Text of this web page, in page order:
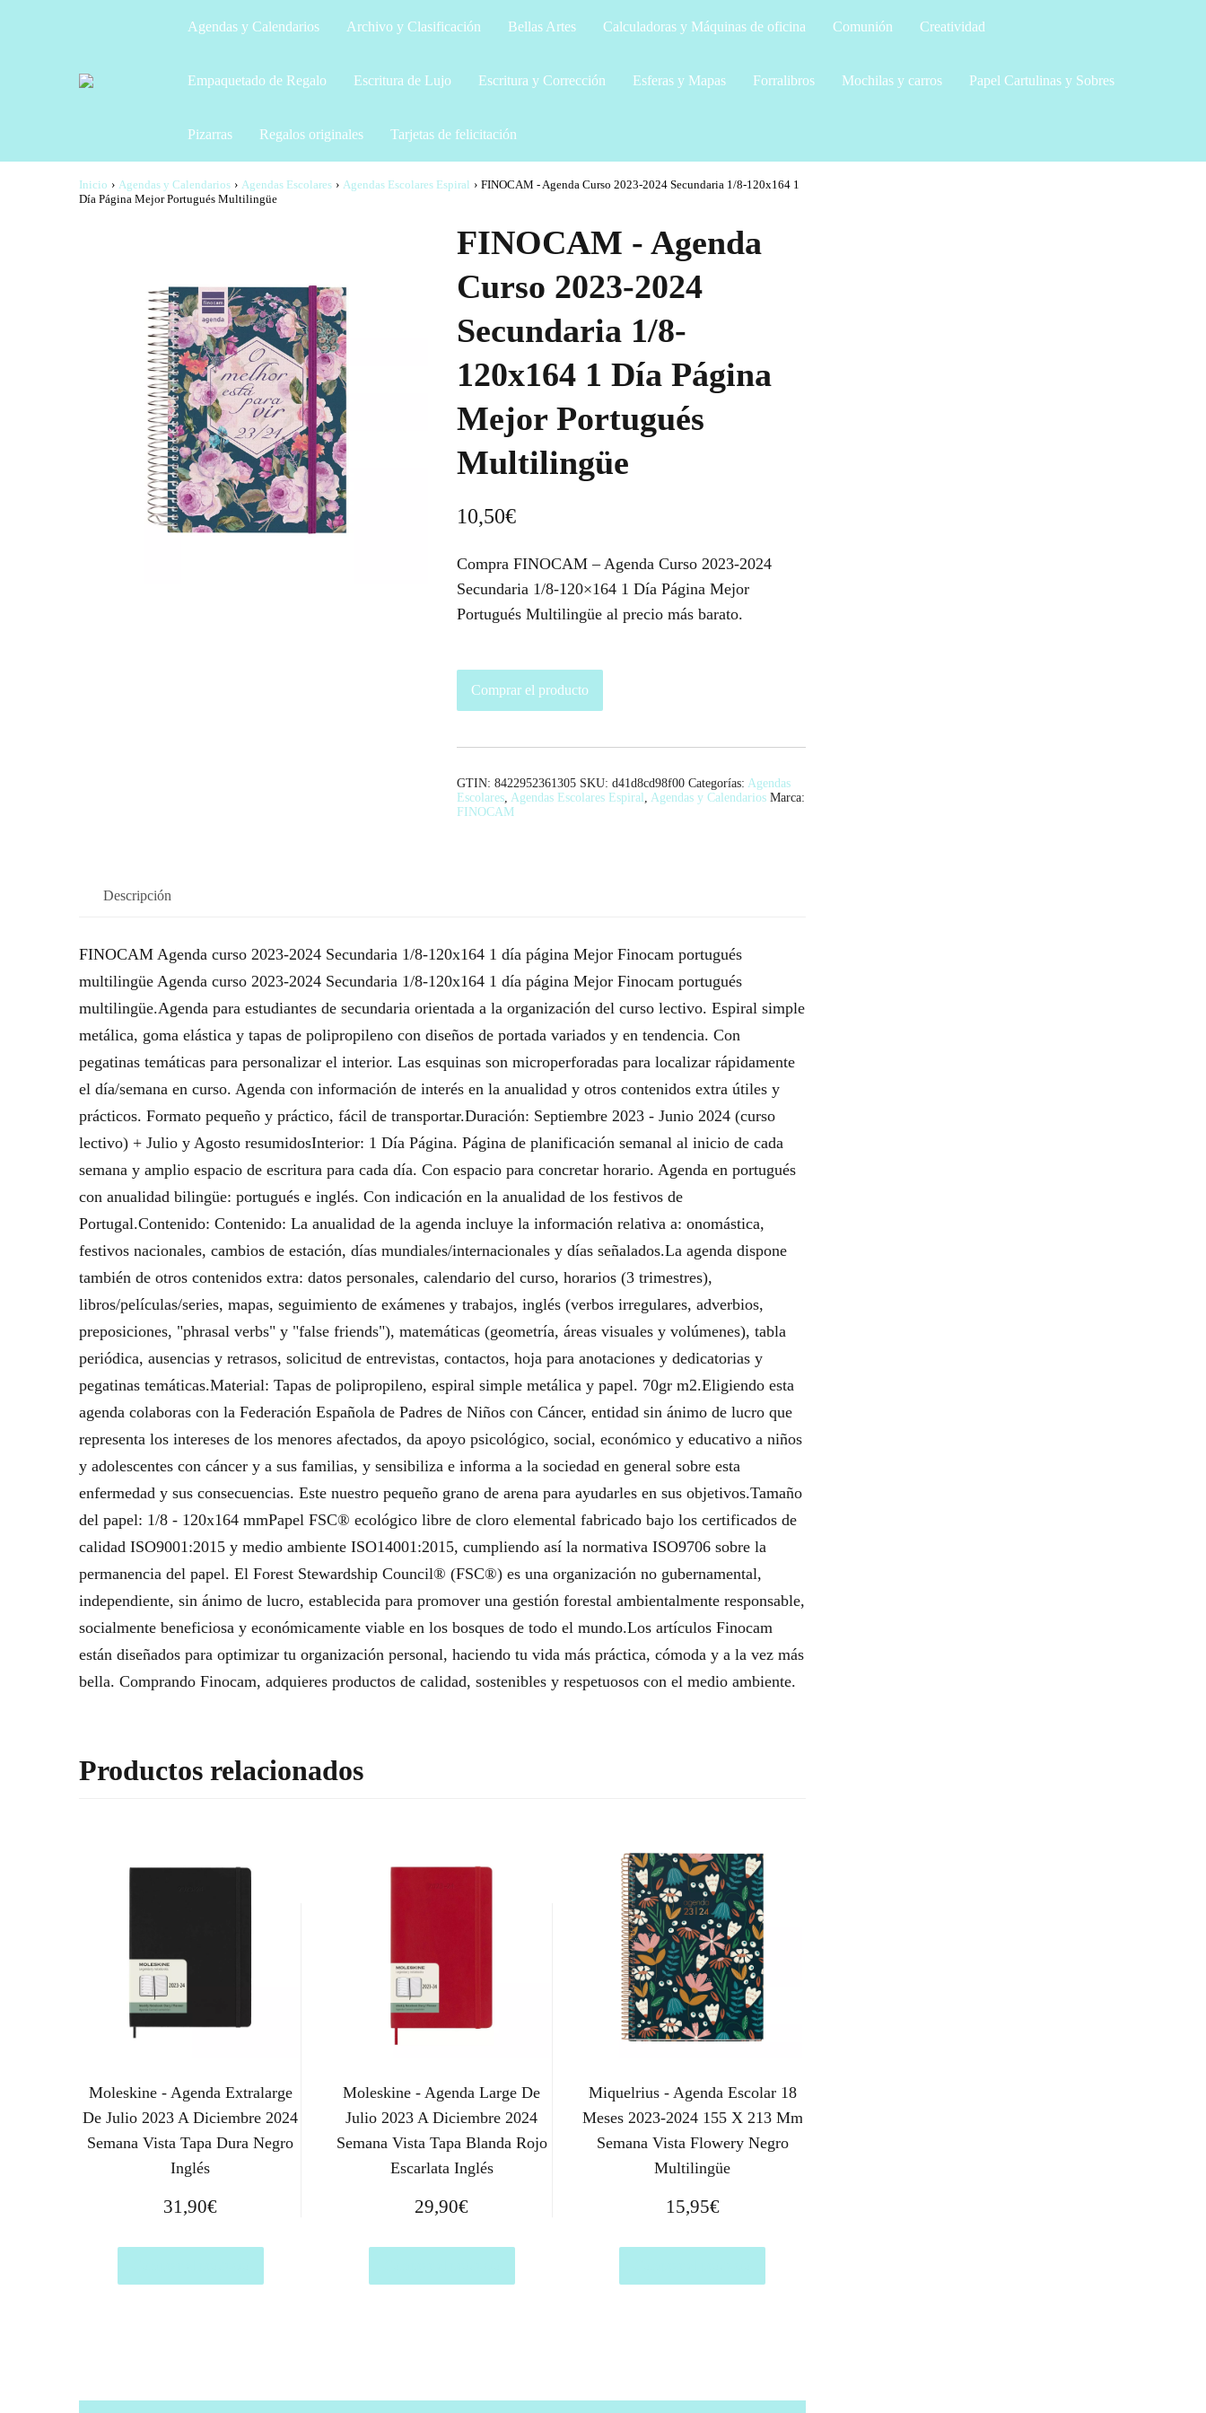
Agendas y Calendarios Archivo y Clasificación Bellas Artes Calculadoras y Máquinas de oficina Comunión Creatividad
Empaquetado de Regalo Escritura de Lujo Escritura y Corrección Esferas y Mapas Forralibros Mochilas y carros Papel Cartulinas y Sobres
Pizarras Regalos originales Tarjetas de felicitación
Inicio › Agendas y Calendarios › Agendas Escolares › Agendas Escolares Espiral › FINOCAM - Agenda Curso 2023-2024 Secundaria 1/8-120x164 1
Día Página Mejor Portugués Multilingüe
FINOCAM - Agenda
Curso 2023-2024
Secundaria 1/8-
120x164 1 Día Página
Mejor Portugués
Multilingüe
10,50€
Compra FINOCAM – Agenda Curso 2023-2024
Secundaria 1/8-120×164 1 Día Página Mejor
Portugués Multilingüe al precio más barato.
Comprar el producto
GTIN: 8422952361305 SKU: d41d8cd98f00 Categorías: Agendas
Escolares, Agendas Escolares Espiral , Agendas y Calendarios Marca:
FINOCAM
Descripción
FINOCAM Agenda curso 2023-2024 Secundaria 1/8-120x164 1 día página Mejor Finocam portugués
multilingüe Agenda curso 2023-2024 Secundaria 1/8-120x164 1 día página Mejor Finocam portugués
multilingüe.Agenda para estudiantes de secundaria orientada a la organización del curso lectivo. Espiral simple
metálica, goma elástica y tapas de polipropileno con diseños de portada variados y en tendencia. Con
pegatinas temáticas para personalizar el interior. Las esquinas son microperforadas para localizar rápidamente
el día/semana en curso. Agenda con información de interés en la anualidad y otros contenidos extra útiles y
prácticos. Formato pequeño y práctico, fácil de transportar.Duración: Septiembre 2023 - Junio 2024 (curso
lectivo) + Julio y Agosto resumidosInterior: 1 Día Página. Página de planificación semanal al inicio de cada
semana y amplio espacio de escritura para cada día. Con espacio para concretar horario. Agenda en portugués
con anualidad bilingüe: portugués e inglés. Con indicación en la anualidad de los festivos de
Portugal.Contenido: Contenido: La anualidad de la agenda incluye la información relativa a: onomástica,
festivos nacionales, cambios de estación, días mundiales/internacionales y días señalados.La agenda dispone
también de otros contenidos extra: datos personales, calendario del curso, horarios (3 trimestres),
libros/películas/series, mapas, seguimiento de exámenes y trabajos, inglés (verbos irregulares, adverbios,
preposiciones, "phrasal verbs" y "false friends"), matemáticas (geometría, áreas visuales y volúmenes), tabla
periódica, ausencias y retrasos, solicitud de entrevistas, contactos, hoja para anotaciones y dedicatorias y
pegatinas temáticas.Material: Tapas de polipropileno, espiral simple metálica y papel. 70gr m2.Eligiendo esta
agenda colaboras con la Federación Española de Padres de Niños con Cáncer, entidad sin ánimo de lucro que
representa los intereses de los menores afectados, da apoyo psicológico, social, económico y educativo a niños
y adolescentes con cáncer y a sus familias, y sensibiliza e informa a la sociedad en general sobre esta
enfermedad y sus consecuencias. Este nuestro pequeño grano de arena para ayudarles en sus objetivos.Tamaño
del papel: 1/8 - 120x164 mmPapel FSC® ecológico libre de cloro elemental fabricado bajo los certificados de
calidad ISO9001:2015 y medio ambiente ISO14001:2015, cumpliendo así la normativa ISO9706 sobre la
permanencia del papel. El Forest Stewardship Council® (FSC®) es una organización no gubernamental,
independiente, sin ánimo de lucro, establecida para promover una gestión forestal ambientalmente responsable,
socialmente beneficiosa y económicamente viable en los bosques de todo el mundo.Los artículos Finocam
están diseñados para optimizar tu organización personal, haciendo tu vida más práctica, cómoda y a la vez más
bella. Comprando Finocam, adquieres productos de calidad, sostenibles y respetuosos con el medio ambiente.
Productos relacionados
Moleskine - Agenda Extralarge
De Julio 2023 A Diciembre 2024
Semana Vista Tapa Dura Negro
Inglés
31,90€
Moleskine - Agenda Large De
Julio 2023 A Diciembre 2024
Semana Vista Tapa Blanda Rojo
Escarlata Inglés
29,90€
Miquelrius - Agenda Escolar 18
Meses 2023-2024 155 X 213 Mm
Semana Vista Flowery Negro
Multilingüe
15,95€